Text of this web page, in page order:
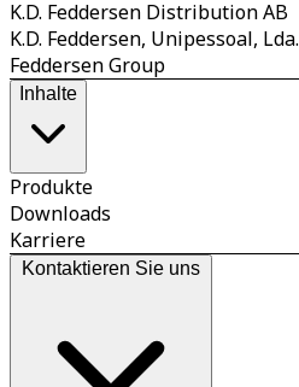
K.D. Feddersen Distribution AB
K.D. Feddersen, Unipessoal, Lda.
Feddersen Group
Inhalte
Produkte
Downloads
Karriere